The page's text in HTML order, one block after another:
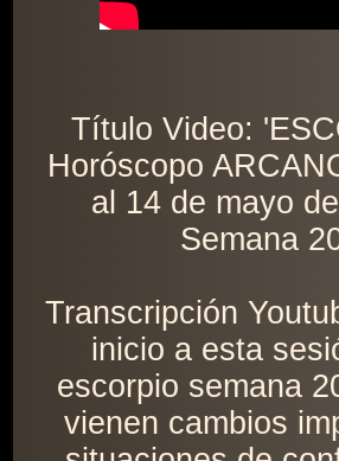
Título Video:
Horóscopo
al 14 de mayo
Semana
Transcripción
inicio a esta
escorpio semana
vienen cambios